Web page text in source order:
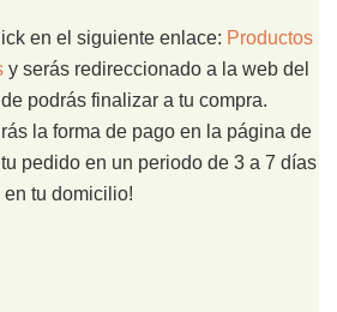
en el siguiente enlace: Productos
y serás redireccionado a la web del
podrás finalizar a tu compra.
la forma de pago en la página de
pedido en un periodo de 3 a 7 días
en tu domicilio!